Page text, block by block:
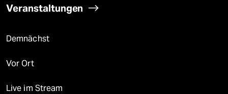
Veranstaltungen
Demnächst
Vor Ort
Live im Stream